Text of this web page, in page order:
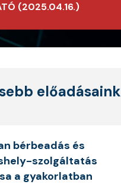
(2025.04.16.)
előadásaink
bérbeadás és
szolgáltatás
a gyakorlatban